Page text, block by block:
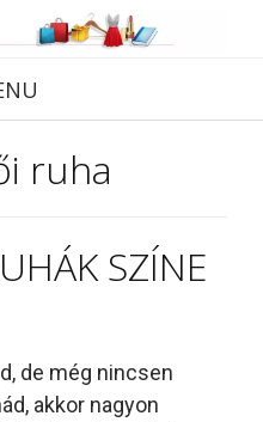
ruha
SZÍNE
de még nincsen
akkor nagyon